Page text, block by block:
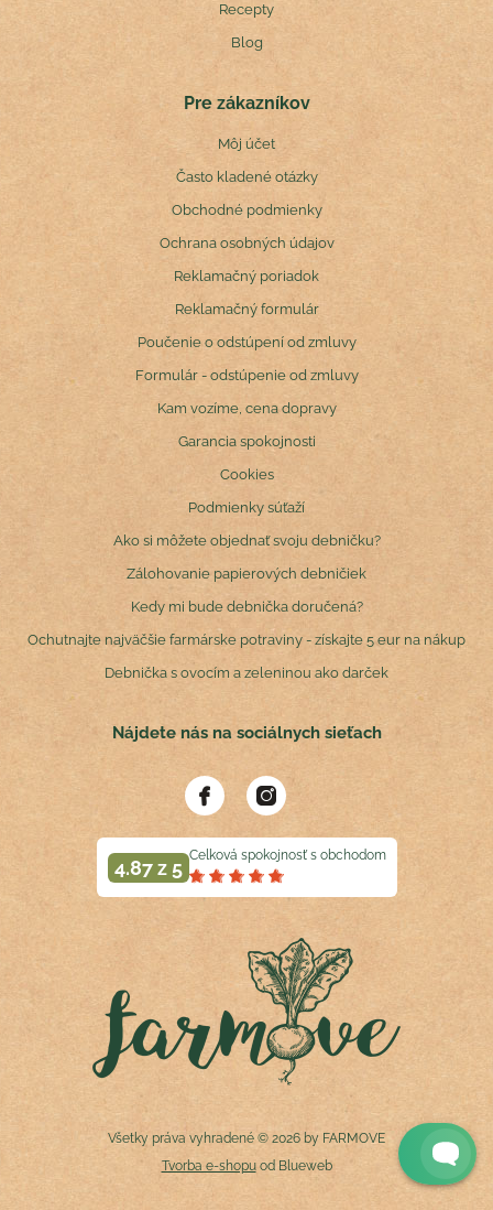
Recepty
Blog
Pre zákazníkov
Môj účet
Často kladené otázky
Obchodné podmienky
Ochrana osobných údajov
Reklamačný poriadok
Reklamačný formulár
Poučenie o odstúpení od zmluvy
Formulár - odstúpenie od zmluvy
Kam vozíme, cena dopravy
Garancia spokojnosti
Cookies
Podmienky súťaží
Ako si môžete objednať svoju debničku?
Zálohovanie papierových debničiek
Kedy mi bude debnička doručená?
Ochutnajte najväčšie farmárske potraviny - získajte 5 eur na nákup
Debnička s ovocím a zeleninou ako darček
Nájdete nás na sociálnych sieťach
4.87 z 5
Celková spokojnosť s obchodom
Všetky práva vyhradené © 2026 by FARMOVE
Tvorba e-shopuod Blueweb